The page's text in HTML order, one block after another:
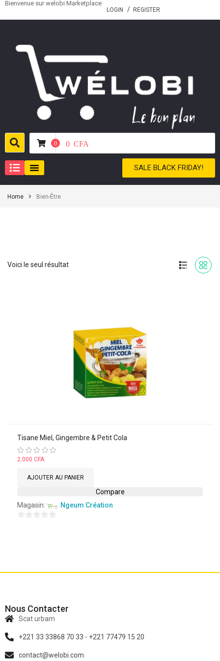
Bienvenue sur welobi Marketplace
LOGIN REGISTER
0 0 CFA
SALE BLACK FRIDAY!
Home Bien-Être
Voici le seul résultat
Tisane Miel, Gingembre & Petit Cola
Note
2.000 CFA
AJOUTER AU PANIER
Compare
Magasin:
Ngeum Création
Nous Contacter
Scat urbam
+221 33 33868 70 33 - +221 77479 15 20
contact@welobi.com